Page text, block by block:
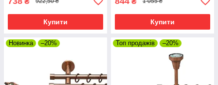
Купити Купити
Новинка –20% Топ продажів –20%